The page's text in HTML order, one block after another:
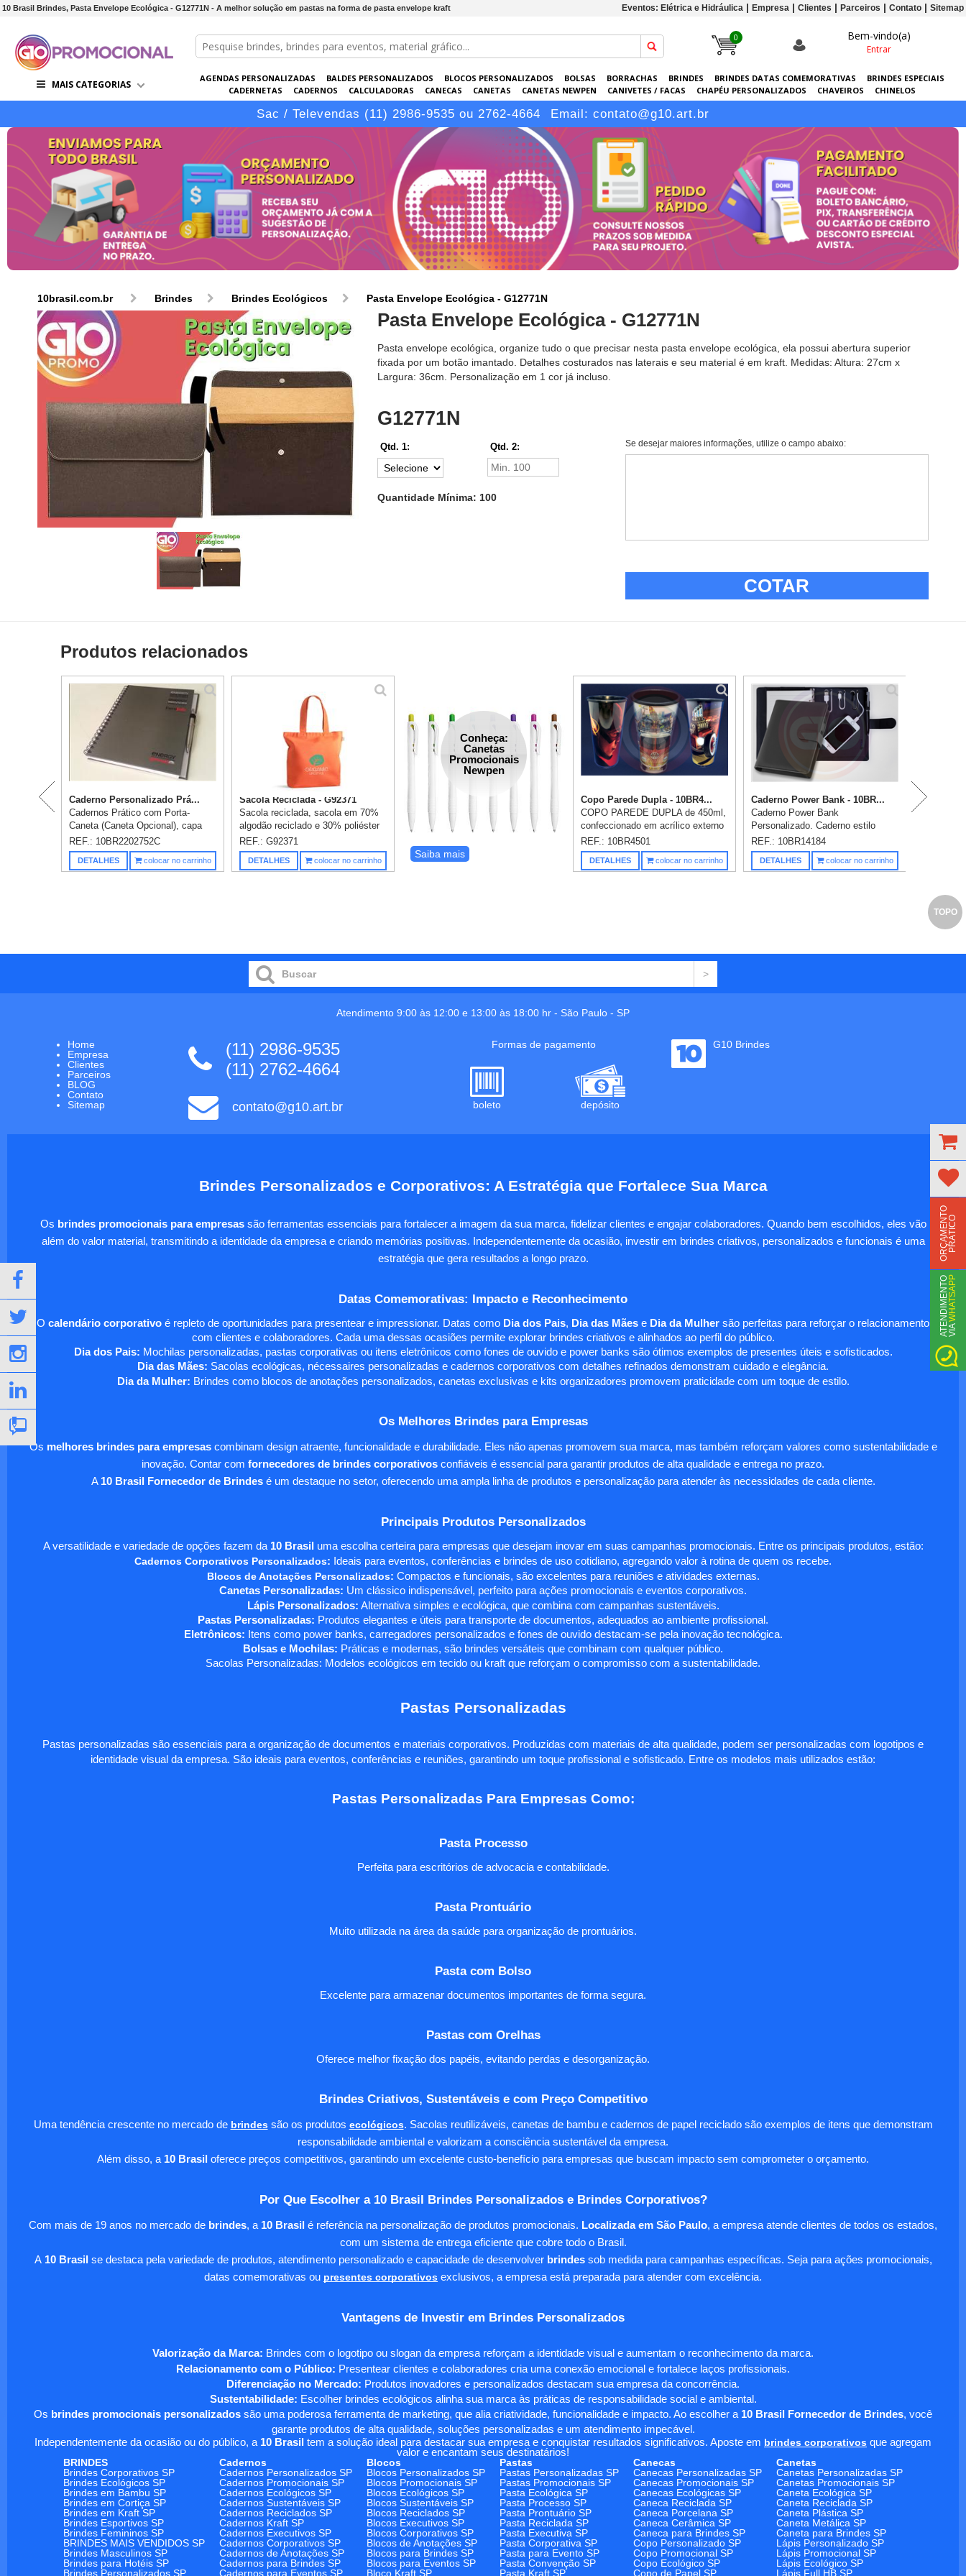
10 Brasil Brindes, Pasta Envelope Ecológica - G12771N - A melhor solução em pastas na forma de pasta envelope kraft Eventos: Elétrica e Hidráulica Empresa Clientes Parceiros Contato Sitemap
0 Bem-vindo(a)
Entrar
MAIS CATEGORIAS
AGENDAS PERSONALIZADAS BALDES PERSONALIZADOS BLOCOS PERSONALIZADOS BOLSAS BORRACHAS BRINDES BRINDES DATAS COMEMORATIVAS
BRINDES ESPECIAIS
CADERNETAS
CADERNOS CALCULADORAS CANECAS CANETAS CANETAS NEWPEN CANIVETES / FACAS CHAPÉU PERSONALIZADOS CHAVEIROS
CHINELOS
CONJUNTOS DE BRINDES
COPOS ELETRÔNICOS EMBALAGENS ESCRITÓRIO EVENTOS GARRAFAS PERSONALIZADAS GRÁFICA GUARDA-CHUVAS KITS
LANÇAMENTOS
LÁPIS
Sac / Televendas (11) 2986-9535 ou 2762-4664 Email: contato@g10.art.br
10brasil.com.br Brindes Brindes Ecológicos Pasta Envelope Ecológica - G12771N
Pasta Envelope Ecológica - G12771N
Pasta envelope ecológica, organize tudo o que precisar nesta pasta envelope ecológica, ela possui abertura superior
fixada por um botão imantado. Detalhes costurados nas laterais e seu material é em kraft. Medidas: Altura: 27cm x
Largura: 36cm. Personalização em 1 cor já incluso.
G12771N
Qtd. 1: Qtd. 2:
Quantidade Mínima: 100
Se desejar maiores informações, utilize o campo abaixo:
COTAR
Produtos relacionados
Caderno Personalizado Prá...
Cadernos Prático com Porta-
Caneta (Caneta Opcional), capa
dura, revestida em papel couchê
150gr, impressão até 2 cores,
acabamento capa/contra-capa:
REF.: 10BR2202752C
DETALHES colocar no carrinho
Sacola Reciclada - G92371
Sacola reciclada, sacola em 70%
algodão reciclado e 30% poliéster
reciclado (220g/m²), com alças de
65 cm. O tecido é sem tingimento,
é utilizado na sua co...
REF.: G92371
DETALHES colocar no carrinho
Conheça:
Canetas
Promocionais
Newpen
Saiba mais
Copo Parede Dupla - 10BR4...
COPO PAREDE DUPLA de 450ml,
confeccionado em acrílico externo
e PP interno preto, com tecnologia
impermeável, onde não danifica a
personalização. Personali...
REF.: 10BR4501
DETALHES colocar no carrinho
Caderno Power Bank - 10BR...
Caderno Power Bank
Personalizado. Caderno estilo
fichário com carregador power
bank. Capa de material sintético
com fecho imantado, possui
REF.: 10BR14184
DETALHES colocar no carrinho
TOPO
Atendimento 9:00 às 12:00 e 13:00 às 18:00 hr - São Paulo - SP
Home
Empresa
Clientes
Parceiros
BLOG
Contato
Sitemap
(11) 2986-9535
(11) 2762-4664
contato@g10.art.br
Formas de pagamento
boleto depósito
G10 Brindes
Brindes Personalizados e Corporativos: A Estratégia que Fortalece Sua Marca
Os brindes promocionais para empresassão ferramentas essenciais para fortalecer a imagem da sua marca, fidelizar clientes e engajar colaboradores. Quando bem escolhidos, eles vão
além do valor material, transmitindo a identidade da empresa e criando memórias positivas. Independentemente da ocasião, investir em brindes criativos, personalizados e funcionais é uma
estratégia que gera resultados a longo prazo.
Datas Comemorativas: Impacto e Reconhecimento
O calendário corporativo é repleto de oportunidades para presentear e impressionar. Datas como Dia dos Pais, Dia das Mães e Dia da Mulher são perfeitas para reforçar o relacionamento
com clientes e colaboradores. Cada uma dessas ocasiões permite explorar brindes criativos e alinhados ao perfil do público.
Dia dos Pais: Mochilas personalizadas, pastas corporativas ou itens eletrônicos como fones de ouvido e power banks são ótimos exemplos de presentes úteis e sofisticados.
Dia das Mães: Sacolas ecológicas, nécessaires personalizadas e cadernos corporativos com detalhes refinados demonstram cuidado e elegância.
Dia da Mulher: Brindes como blocos de anotações personalizados, canetas exclusivas e kits organizadores promovem praticidade com um toque de estilo.
Os Melhores Brindes para Empresas
Os melhores brindes para empresascombinam design atraente, funcionalidade e durabilidade. Eles não apenas promovem sua marca, mas também reforçam valores como sustentabilidade e
inovação. Contar com fornecedores de brindes corporativos confiáveis é essencial para garantir produtos de alta qualidade e entrega no prazo.
A 10 Brasil Fornecedor de Brindesé um destaque no setor, oferecendo uma ampla linha de produtos e personalização para atender às necessidades de cada cliente.
Principais Produtos Personalizados
A versatilidade e variedade de opções fazem da 10 Brasil uma escolha certeira para empresas que desejam inovar em suas campanhas promocionais. Entre os principais produtos, estão:
Cadernos Corporativos Personalizados: Ideais para eventos, conferências e brindes de uso cotidiano, agregando valor à rotina de quem os recebe.
Blocos de Anotações Personalizados: Compactos e funcionais, são excelentes para reuniões e atividades externas.
Canetas Personalizadas: Um clássico indispensável, perfeito para ações promocionais e eventos corporativos.
Lápis Personalizados: Alternativa simples e ecológica, que combina com campanhas sustentáveis.
Pastas Personalizadas: Produtos elegantes e úteis para transporte de documentos, adequados ao ambiente profissional.
Eletrônicos: Itens como power banks, carregadores personalizados e fones de ouvido destacam-se pela inovação tecnológica.
Bolsas e Mochilas: Práticas e modernas, são brindes versáteis que combinam com qualquer público.
Sacolas Personalizadas: Modelos ecológicos em tecido ou kraft que reforçam o compromisso com a sustentabilidade.
Pastas Personalizadas
Pastas personalizadas são essenciais para a organização de documentos e materiais corporativos. Produzidas com materiais de alta qualidade, podem ser personalizadas com logotipos e
identidade visual da empresa. São ideais para eventos, conferências e reuniões, garantindo um toque profissional e sofisticado. Entre os modelos mais utilizados estão:
Pastas Personalizadas Para Empresas Como:
Pasta Processo
Perfeita para escritórios de advocacia e contabilidade.
Pasta Prontuário
Muito utilizada na área da saúde para organização de prontuários.
Pasta com Bolso
Excelente para armazenar documentos importantes de forma segura.
Pastas com Orelhas
Oferece melhor fixação dos papéis, evitando perdas e desorganização.
Brindes Criativos, Sustentáveis e com Preço Competitivo
Uma tendência crescente no mercado de brindessão os produtos ecológicos. Sacolas reutilizáveis, canetas de bambu e cadernos de papel reciclado são exemplos de itens que demonstram
responsabilidade ambiental e valorizam a consciência sustentável da empresa.
Além disso, a 10 Brasil oferece preços competitivos, garantindo um excelente custo-benefício para empresas que buscam impacto sem comprometer o orçamento.
Por Que Escolher a 10 Brasil Brindes Personalizados e Brindes Corporativos?
Com mais de 19 anos no mercado de brindes, a 10 Brasil é referência na personalização de produtos promocionais. Localizada em São Paulo, a empresa atende clientes de todos os estados,
com um sistema de entrega eficiente que cobre todo o Brasil.
A10 Brasil se destaca pela variedade de produtos, atendimento personalizado e capacidade de desenvolver brindessob medida para campanhas específicas. Seja para ações promocionais,
datas comemorativas ou presentes corporativos exclusivos, a empresa está preparada para atender com excelência.
Vantagens de Investir em Brindes Personalizados
Valorização da Marca: Brindes com o logotipo ou slogan da empresa reforçam a identidade visual e aumentam o reconhecimento da marca.
Relacionamento com o Público: Presentear clientes e colaboradores cria uma conexão emocional e fortalece laços profissionais.
Diferenciação no Mercado: Produtos inovadores e personalizados destacam sua empresa da concorrência.
Sustentabilidade: Escolher brindes ecológicos alinha sua marca às práticas de responsabilidade social e ambiental.
Os brindes promocionais personalizados são uma poderosa ferramenta de marketing, que alia criatividade, funcionalidade e impacto. Ao escolher a 10 Brasil Fornecedor de Brindes, você
garante produtos de alta qualidade, soluções personalizadas e um atendimento impecável.
Independentemente da ocasião ou do público, a 10 Brasil tem a solução ideal para destacar sua empresa e conquistar resultados significativos. Aposte em brindes corporativos que agregam
valor e encantam seus destinatários!
BRINDES
Cadernos Blocos Pastas Canecas
Canetas
Brindes Corporativos SP
Cadernos Personalizados SP Blocos Personalizados SP Pastas Personalizadas SP Canecas Personalizadas SP
Canetas Personalizadas SP
Brindes Ecológicos SP
Cadernos Promocionais SP Blocos Promocionais SP Pastas Promocionais SP Canecas Promocionais SP
Canetas Promocionais SP
Brindes em Bambu SP
Cadernos Ecológicos SP Blocos Ecológicos SP Pasta Ecológica SP Canecas Ecológicas SP
Caneta Ecológica SP
Brindes em Cortiça SP
Cadernos Sustentáveis SP Blocos Sustentáveis SP Pasta Processo SP Caneca Reciclada SP
Caneta Reciclada SP
Brindes em Kraft SP
Cadernos Reciclados SP Blocos Reciclados SP Pasta Prontuário SP Caneca Porcelana SP
Caneta Plástica SP
Brindes Esportivos SP
Cadernos Kraft SP Blocos Executivos SP Pasta Reciclada SP Caneca Cerâmica SP
Caneta Metálica SP
Brindes Femininos SP
Cadernos Executivos SP Blocos Corporativos SP Pasta Executiva SP Caneca para Brindes SP
Caneta para Brindes SP
BRINDES MAIS VENDIDOS SP
Cadernos Corporativos SP Blocos de Anotações SP Pasta Corporativa SP Copo Personalizado SP
Lápis Personalizado SP
Brindes Masculinos SP
Cadernos de Anotações SP Blocos para Brindes SP Pasta para Evento SP Copo Promocional SP
Lápis Promocional SP
Brindes para Hotéis SP
Cadernos para Brindes SP Blocos para Eventos SP Pasta Convenção SP Copo Ecológico SP
Lápis Ecológico SP
Brindes Personalizados SP
Cadernos para Eventos SP Bloco Kraft SP Pasta Kraft SP Copo de Papel SP Lápis Full HB SP
O
R
Ç
A
M
E
N
T
O
P
R
Á
T
I
CO
A
TE
N
D
I
M
E
N
T
O
V
I
AWHATSAPP